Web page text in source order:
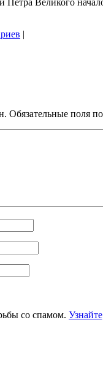
Великого
|
Обязательные поля
со спамом.